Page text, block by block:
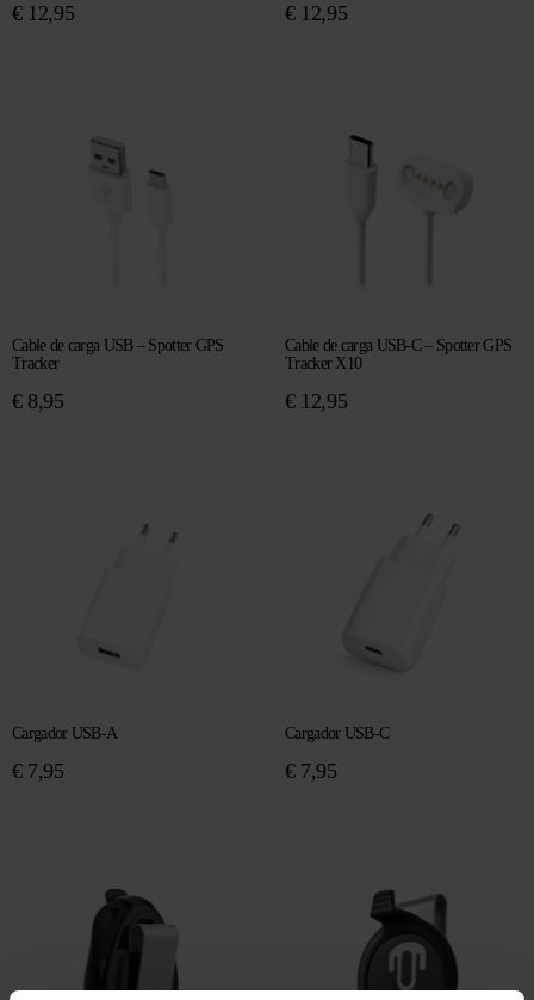
€12,95 €12,95
Cable de carga USB – Spotter GPS
Tracker
€8,95
Cable de carga USB-C – Spotter GPS
Tracker X10
€12,95
Cargador USB-A
€7,95
Cargador USB-C
€7,95